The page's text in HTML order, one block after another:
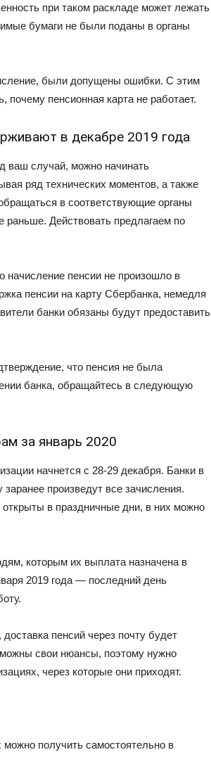
при таком раскладе может лежать
бумаги не были поданы в органы
были допущены ошибки. С этим
почему пенсионная карта не работает.
в декабре 2019 года
ваш случай, можно начинать
ряд технических моментов, а также
в соответствующие органы
раньше. Действовать предлагаем по
начисление пенсии не произошло в
пенсии на карту Сбербанка, немедля
банки обязаны будут предоставить
что пенсия не была
банка, обращайтесь в следующую
за январь 2020
начнется с 28-29 декабря. Банки в
произведут все зачисления.
открыты в праздничные дни, в них можно
которым их выплата назначена в
2019 года — последний день
пенсий через почту будет
свои нюансы, поэтому нужно
через которые они приходят.
получить самостоятельно в